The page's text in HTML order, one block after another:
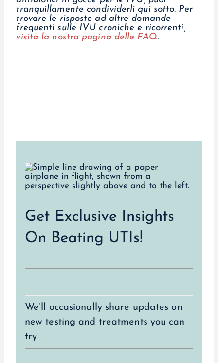
tranquillamente condividerli qui sotto. Per
trovare le risposte ad altre domande
frequenti sulle IVU croniche e ricorrenti,
visita la nostra pagina delle FAQ.
Get Exclusive Insights
On Beating UTIs!
We’ll occasionally share updates on
new testing and treatments you can
try